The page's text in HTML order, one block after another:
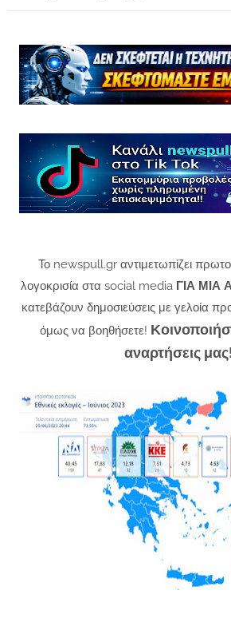
Το newspull.gr αντιμετωπίζει
λογοκρισία στα social media ΓΙΑ
κατεβάζουν δημοσιεύσεις με γελοία
όμως να βοηθήσετε!
αναρτήσεις μας!